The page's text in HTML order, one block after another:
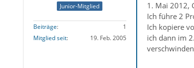
Junior-Mitglied
Beiträge
1
Mitglied seit
19. Feb. 2005
1. Mai 2012,
Ich führe 2
Ich kopiere
ich dann im